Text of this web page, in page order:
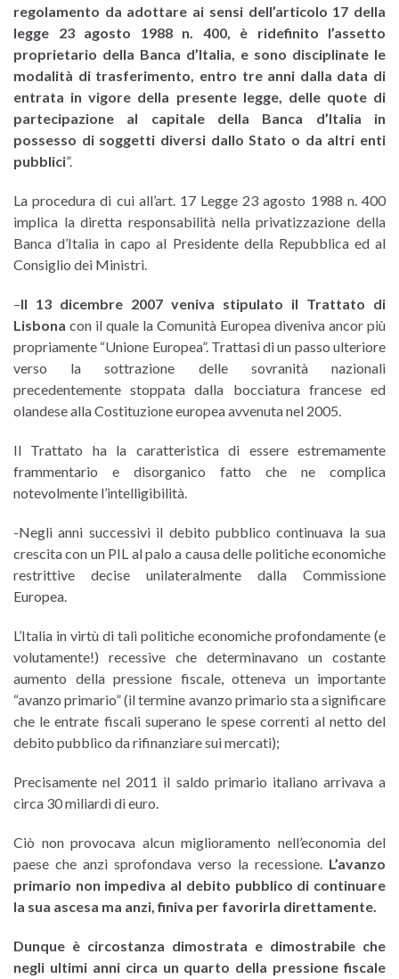
regolamento da adottare ai sensi dell’articolo 17 della
legge 23 agosto 1988 n. 400, è ridefinito l’assetto
proprietario della Banca d’Italia, e sono disciplinate le
modalità di trasferimento, entro tre anni dalla data di
entrata in vigore della presente legge, delle quote di
partecipazione al capitale della Banca d’Italia in
possesso di soggetti diversi dallo Stato o da altri enti
pubblici”.
La procedura di cui all’art. 17 Legge 23 agosto 1988 n. 400
implica la diretta responsabilità nella privatizzazione della
Banca d’Italia in capo al Presidente della Repubblica ed al
Consiglio dei Ministri.
–Il 13 dicembre 2007 veniva stipulato il Trattato di
Lisbona con il quale la Comunità Europea diveniva ancor più
propriamente “Unione Europea”. Trattasi di un passo ulteriore
verso la sottrazione delle sovranità nazionali
precedentemente stoppata dalla bocciatura francese ed
olandese alla Costituzione europea avvenuta nel 2005.
Il Trattato ha la caratteristica di essere estremamente
frammentario e disorganico fatto che ne complica
notevolmente l’intelligibilità.
-Negli anni successivi il debito pubblico continuava la sua
crescita con un PIL al palo a causa delle politiche economiche
restrittive decise unilateralmente dalla Commissione
Europea.
L’Italia in virtù di tali politiche economiche profondamente (e
volutamente!) recessive che determinavano un costante
aumento della pressione fiscale, otteneva un importante
“avanzo primario” (il termine avanzo primario sta a significare
che le entrate fiscali superano le spese correnti al netto del
debito pubblico da rifinanziare sui mercati);
Precisamente nel 2011 il saldo primario italiano arrivava a
circa 30 miliardi di euro.
Ciò non provocava alcun miglioramento nell’economia del
paese che anzi sprofondava verso la recessione. L’avanzo
primario non impediva al debito pubblico di continuare
la sua ascesa ma anzi, finiva per favorirla direttamente.
Dunque è circostanza dimostrata e dimostrabile che
negli ultimi anni circa un quarto della pressione fiscale